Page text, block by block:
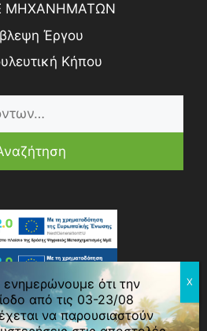
ΜΗΧΑΝΗΜΑΤΩΝ
Έργου
Κήπου
ενημερώνουμε ότι την
από τις 03-23/08
να παρουσιαστούν